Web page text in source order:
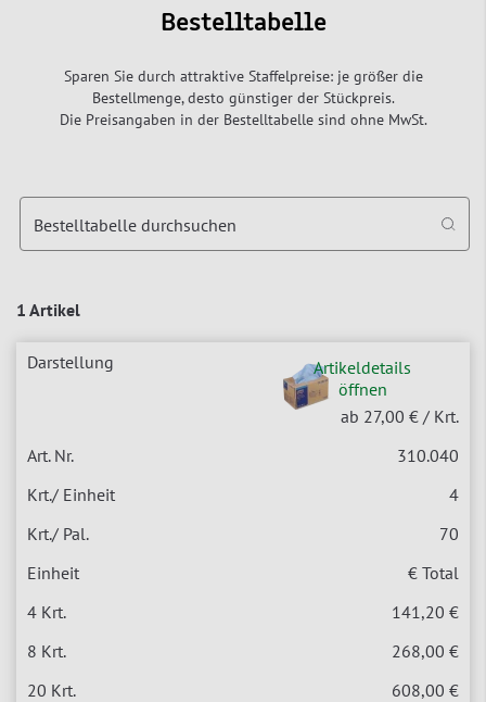
Bestelltabelle
Sparen Sie durch attraktive Staffelpreise: je größer die
Bestellmenge, desto günstiger der Stückpreis.
Die Preisangaben in der Bestelltabelle sind ohne MwSt.
1 Artikel
Bestelltabelle durchsuchen
Artikeldetails
öffnen
ab 27,00 € / Krt.
310.040
4
70
€ Total
141,20 €
268,00 €
608,00 €